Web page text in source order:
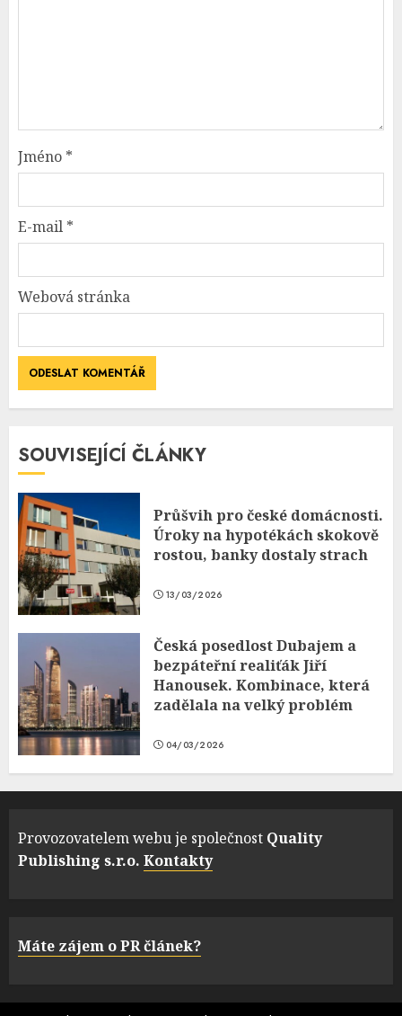
Jméno *
E-mail *
Webová stránka
SOUVISEJÍCÍ ČLÁNKY
Průšvih pro české domácnosti.
Úroky na hypotékách skokově
rostou, banky dostaly strach
13/03/2026
Česká posedlost Dubajem a
bezpáteřní realiťák Jiří
Hanousek. Kombinace, která
zadělala na velký problém
04/03/2026
Provozovatelem webu je společnost Quality
Publishing s.r.o. Kontakty
Máte zájem o PR článek?